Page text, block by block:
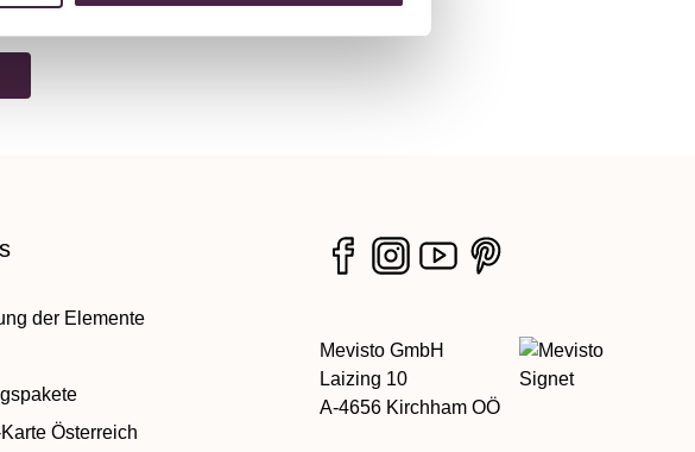
der Elemente
Österreich
Mevisto GmbH
Laizing 10
A-4656 Kirchham OÖ